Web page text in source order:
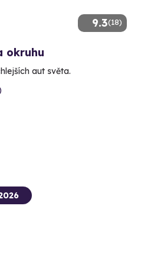
9.3(18)
okruhu
aut světa.